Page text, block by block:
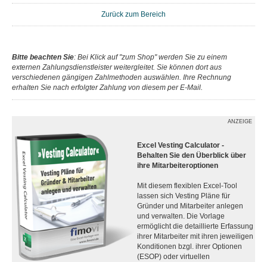
Zurück zum Bereich
Bitte beachten Sie: Bei Klick auf "zum Shop" werden Sie zu einem
externen Zahlungsdienstleister weitergleitet. Sie können dort aus
verschiedenen gängigen Zahlmethoden auswählen. Ihre Rechnung
erhalten Sie nach erfolgter Zahlung von diesem per E-Mail.
ANZEIGE
Excel Vesting Calculator -
Behalten Sie den Überblick über
ihre Mitarbeiteroptionen
Mit diesem flexiblen Excel-Tool
lassen sich Vesting Pläne für
Gründer und Mitarbeiter anlegen
und verwalten. Die Vorlage
ermöglicht die detaillierte Erfassung
ihrer Mitarbeiter mit ihren jeweiligen
Konditionen bzgl. ihrer Optionen
(ESOP) oder virtuellen